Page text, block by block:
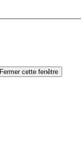
Fermer cette fenêtre